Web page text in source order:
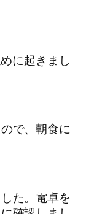
に起きまし
で、朝食に
た。電卓を